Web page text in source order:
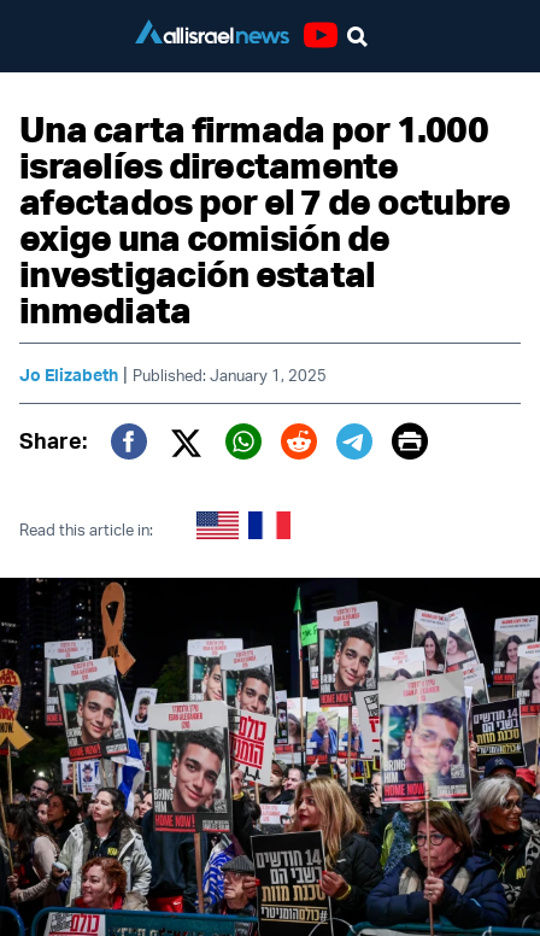
Una carta firmada por 1.000
israelíes directamente
afectados por el 7 de octubre
exige una comisión de
investigación estatal
inmediata
Jo Elizabeth | Published: January 1, 2025
Share:
Twitter (X)
Print
Read this article in: